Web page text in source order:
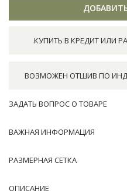
КУПИТЬ В КРЕДИТ ИЛИ
ВОЗМОЖЕН ОТШИВ ПО
ЗАДАТЬ ВОПРОС О ТОВАРЕ
ВАЖНАЯ ИНФОРМАЦИЯ
РАЗМЕРНАЯ СЕТКА
ОПИСАНИЕ